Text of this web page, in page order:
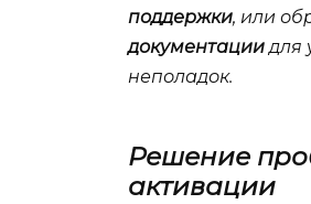
поддержки, или
документациидля
неполадок.
Решение
активации